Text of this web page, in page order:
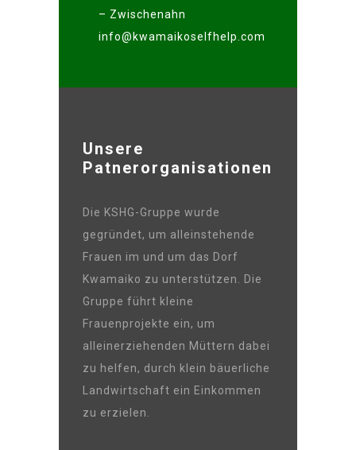
– Zwischenahn
info@kwamaikoselfhelp.com
Unsere
Patnerorganisationen
Die KSHG-Gruppe wurde
gegründet, um alleinstehende
Frauen im und um das Dorf
Kwamaiko zu unterstützen. Die
Gruppe führt kleine
Frauenprojekte ein, um
alleinerziehenden Müttern dabei
zu helfen, durch klein bäuerliche
Landwirtschaft ein Einkommen
zu erzielen.